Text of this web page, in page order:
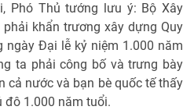
Phó Thủ tướng lưu ý: Bộ Xây
khẩn trương xây dựng Quy
ngày Đại lễ kỷ niệm 1.000 năm
ta phải công bố và trưng bày
cả nước và bạn bè quốc tế thấy
đô 1.000 năm tuổi.